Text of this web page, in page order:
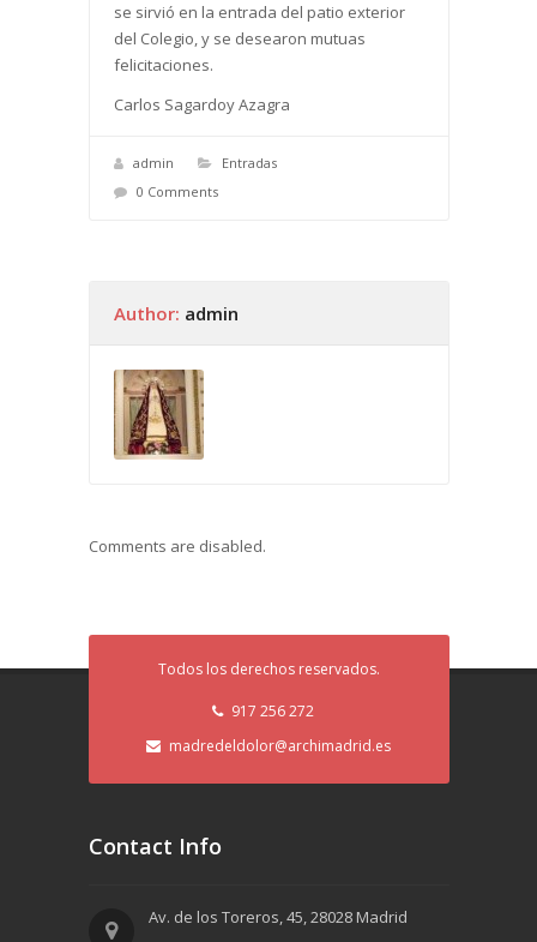
se sirvió en la entrada del patio exterior
del Colegio, y se desearon mutuas
felicitaciones.
Carlos Sagardoy Azagra
admin
Entradas
0 Comments
Author: admin
Comments are disabled.
Todos los derechos reservados.
917 256 272
madredeldolor@archimadrid.es
Contact Info
Av. de los Toreros, 45, 28028 Madrid